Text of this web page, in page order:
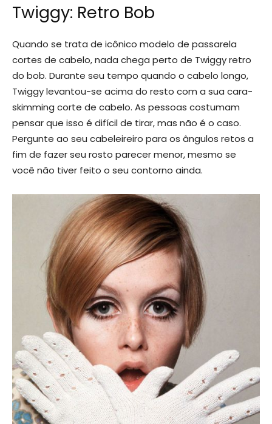
Twiggy: Retro Bob
Quando se trata de icônico modelo de passarela
cortes de cabelo, nada chega perto de Twiggy retro
do bob. Durante seu tempo quando o cabelo longo,
Twiggy levantou-se acima do resto com a sua cara-
skimming corte de cabelo. As pessoas costumam
pensar que isso é difícil de tirar, mas não é o caso.
Pergunte ao seu cabeleireiro para os ângulos retos a
fim de fazer seu rosto parecer menor, mesmo se
você não tiver feito o seu contorno ainda.